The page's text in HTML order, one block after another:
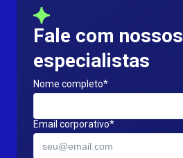
Fale com nossos
especialistas
Nome completo*
Email corporativo*